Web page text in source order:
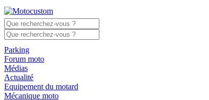
Parking
Forum moto
Médias
Actualité
Equipement du motard
Mécanique moto